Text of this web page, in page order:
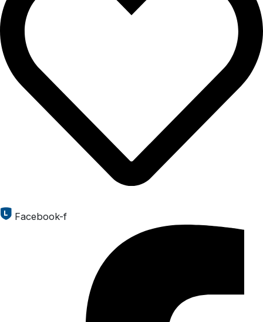
Facebook-f